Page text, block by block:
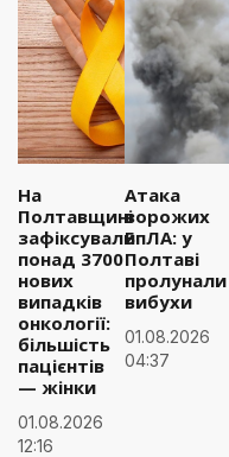
На
Полтавщині
зафіксували
понад 3700
нових
випадків
онкології:
більшість
пацієнтів
— жінки
01.08.2026
12:16
Атака
ворожих
БпЛА: у
Полтаві
пролунали
вибухи
01.08.2026
04:37